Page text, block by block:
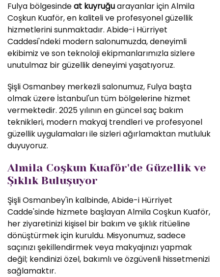
Fulya bölgesindeat kuyruğuarayanlar için Almila
Coşkun Kuaför, en kaliteli ve profesyonel güzellik
hizmetlerini sunmaktadır. Abide-i Hürriyet
Caddesi'ndeki modern salonumuzda, deneyimli
ekibimiz ve son teknoloji ekipmanlarımızla sizlere
unutulmaz bir güzellik deneyimi yaşatıyoruz.
Şişli Osmanbey merkezli salonumuz, Fulya başta
olmak üzere İstanbul'un tüm bölgelerine hizmet
vermektedir. 2025 yılının en güncel saç bakım
teknikleri, modern makyaj trendleri ve profesyonel
güzellik uygulamaları ile sizleri ağırlamaktan mutluluk
duyuyoruz.
Almila Coşkun Kuaför'de Güzellik ve
Şıklık Buluşuyor
Şişli Osmanbey'in kalbinde, Abide-i Hürriyet
Cadde'sinde hizmete başlayan Almila Coşkun Kuaför,
her ziyaretinizi kişisel bir bakım ve şıklık ritüeline
dönüştürmek için kuruldu. Misyonumuz, sadece
saçınızı şekillendirmek veya makyajınızı yapmak
değil; kendinizi özel, bakımlı ve özgüvenli hissetmenizi
sağlamaktır.